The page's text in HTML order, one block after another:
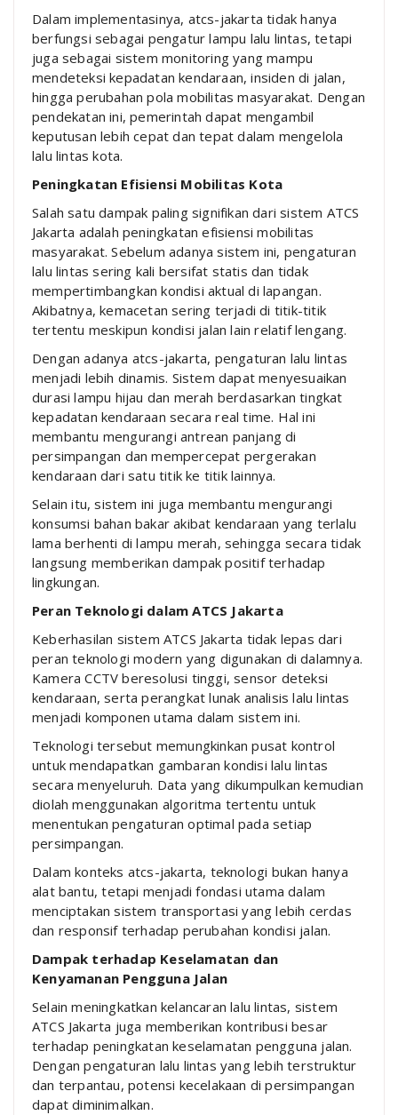
Dalam implementasinya, atcs-jakarta tidak hanya
berfungsi sebagai pengatur lampu lalu lintas, tetapi
juga sebagai sistem monitoring yang mampu
mendeteksi kepadatan kendaraan, insiden di jalan,
hingga perubahan pola mobilitas masyarakat. Dengan
pendekatan ini, pemerintah dapat mengambil
keputusan lebih cepat dan tepat dalam mengelola
lalu lintas kota.
Peningkatan Efisiensi Mobilitas Kota
Salah satu dampak paling signifikan dari sistem ATCS
Jakarta adalah peningkatan efisiensi mobilitas
masyarakat. Sebelum adanya sistem ini, pengaturan
lalu lintas sering kali bersifat statis dan tidak
mempertimbangkan kondisi aktual di lapangan.
Akibatnya, kemacetan sering terjadi di titik-titik
tertentu meskipun kondisi jalan lain relatif lengang.
Dengan adanya atcs-jakarta, pengaturan lalu lintas
menjadi lebih dinamis. Sistem dapat menyesuaikan
durasi lampu hijau dan merah berdasarkan tingkat
kepadatan kendaraan secara real time. Hal ini
membantu mengurangi antrean panjang di
persimpangan dan mempercepat pergerakan
kendaraan dari satu titik ke titik lainnya.
Selain itu, sistem ini juga membantu mengurangi
konsumsi bahan bakar akibat kendaraan yang terlalu
lama berhenti di lampu merah, sehingga secara tidak
langsung memberikan dampak positif terhadap
lingkungan.
Peran Teknologi dalam ATCS Jakarta
Keberhasilan sistem ATCS Jakarta tidak lepas dari
peran teknologi modern yang digunakan di dalamnya.
Kamera CCTV beresolusi tinggi, sensor deteksi
kendaraan, serta perangkat lunak analisis lalu lintas
menjadi komponen utama dalam sistem ini.
Teknologi tersebut memungkinkan pusat kontrol
untuk mendapatkan gambaran kondisi lalu lintas
secara menyeluruh. Data yang dikumpulkan kemudian
diolah menggunakan algoritma tertentu untuk
menentukan pengaturan optimal pada setiap
persimpangan.
Dalam konteks atcs-jakarta, teknologi bukan hanya
alat bantu, tetapi menjadi fondasi utama dalam
menciptakan sistem transportasi yang lebih cerdas
dan responsif terhadap perubahan kondisi jalan.
Dampak terhadap Keselamatan dan
Kenyamanan Pengguna Jalan
Selain meningkatkan kelancaran lalu lintas, sistem
ATCS Jakarta juga memberikan kontribusi besar
terhadap peningkatan keselamatan pengguna jalan.
Dengan pengaturan lalu lintas yang lebih terstruktur
dan terpantau, potensi kecelakaan di persimpangan
dapat diminimalkan.